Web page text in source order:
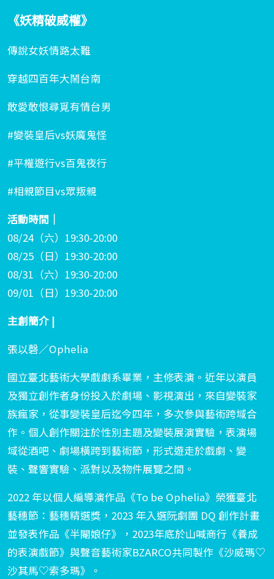
《妖精破威權》
傳說女妖情路太難
穿越四百年大鬧台南
敢愛敢恨尋覓有情台男
#變裝皇后vs妖魔鬼怪
#平權遊行vs百鬼夜行
#相親節目vs眾叛親
活動時間｜
08/24（六）19:30-20:00
08/25（日）19:30-20:00
08/31（六）19:30-20:00
09/01（日）19:30-20:00
主創簡介 |
張以磬／Ophelia
國立臺北藝術大學戲劇系畢業，主修表演。近年以演員
及獨立創作者身份投入於劇場、影視演出，來自變裝家
族瘋家，從事變裝皇后迄今四年，多次參與藝術跨域合
作。個人創作關注於性別主題及變裝展演實驗，表演場
域從酒吧、劇場橫跨到藝術節，形式遊走於戲劇、變
裝、聲響實驗、派對以及物件展覽之間。
2022 年以個人編導演作品《To be Ophelia》榮獲臺北
藝穗節：藝穗精選獎，2023 年入選阮劇團 DQ 創作計畫
並發表作品《半閹娘仔》，2023年底於山喊商行《養成
的表演戲節》與聲音藝術家BZARCO共同製作《沙威瑪♡
沙其馬♡索多瑪》。